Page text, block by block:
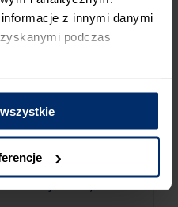
z innymi danymi
podczas
ZUŻYCIA